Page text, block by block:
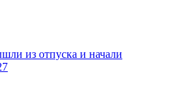
из отпуска и начали